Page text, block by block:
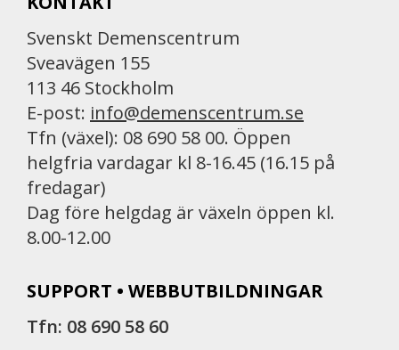
Svenskt Demenscentrum
Sveavägen 155
113 46 Stockholm
E-post: info@demenscentrum.se
Tfn (växel): 08 690 58 00. Öppen
helgfria vardagar kl 8-16.45 (16.15 på
fredagar)
Dag före helgdag är växeln öppen kl.
8.00-12.00
SUPPORT • WEBBUTBILDNINGAR
Tfn: 08 690 58 60